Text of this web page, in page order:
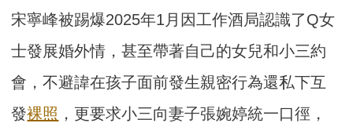
宋寧峰被踢爆2025年1月因工作酒局認識了Q女
士發展婚外情，甚至帶著自己的女兒和小三約
會，不避諱在孩子面前發生親密行為還私下互
發裸照 ，更要求小三向妻子張婉婷統一口徑，